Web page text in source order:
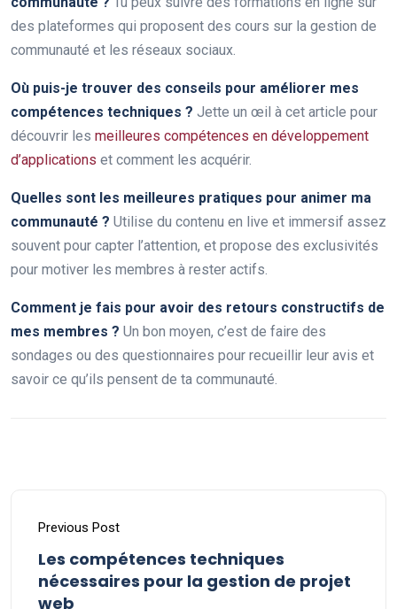
des plateformes qui proposent des cours sur la gestion de
communauté et les réseaux sociaux.
Où puis-je trouver des conseils pour améliorer mes
compétences techniques ? Jette un œil à cet article pour
découvrir les meilleures compétences en développement
d’applications et comment les acquérir.
Quelles sont les meilleures pratiques pour animer ma
communauté ? Utilise du contenu en live et immersif assez
souvent pour capter l’attention, et propose des exclusivités
pour motiver les membres à rester actifs.
Comment je fais pour avoir des retours constructifs de
mes membres ? Un bon moyen, c’est de faire des
sondages ou des questionnaires pour recueillir leur avis et
savoir ce qu’ils pensent de ta communauté.
Previous Post
Les compétences techniques
nécessaires pour la gestion de projet
web